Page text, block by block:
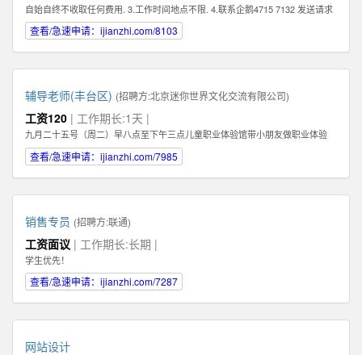
自始自终不收取任何费用. 3.工作时间地点不限. 4.联系企鹅4715 7132 发送请求
时,请备注录音采集兼职.
查看/急速申请：ijianzhi.com/8103
辅导老师(丰台区) (招聘方:北京迷你世界文化交流有限公司)
工资120 | 工作期长:1天 |
九月二十五号（周二）早八点至下午三点儿童职业体验馆带小朋友做职业体验
查看/急速申请：ijianzhi.com/7985
销售专员 (招聘方:联通)
工资面议 | 工作期长:长期 |
学生优先！
查看/急速申请：ijianzhi.com/7287
网站设计